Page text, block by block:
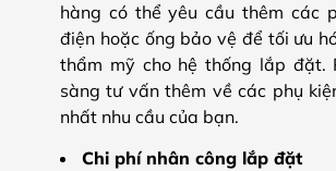
hàng có thể yêu cầu thêm các
điện hoặc ống bảo vệ để tối ưu
thẩm mỹ cho hệ thống lắp đặt.
sàng tư vấn thêm về các phụ
nhất nhu cầu của bạn.
Chi phí nhân công lắp đặt